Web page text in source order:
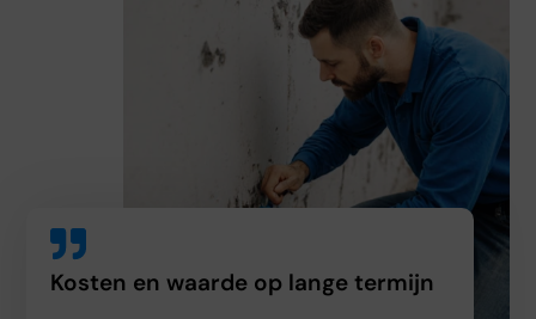
Kosten en waarde op lange termijn